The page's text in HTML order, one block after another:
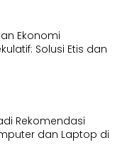
Ekonomi
Solusi Etis dan
Rekomendasi
dan Laptop di